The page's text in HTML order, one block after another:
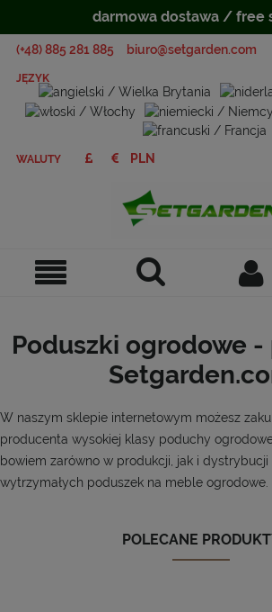
(+48) 885 281 885 biuro@setgarden.com
JĘZYK
WALUTY
Poduszki ogrodowe
W naszym sklepie internetowym możesz
producenta wysokiej klasy poduchy
bowiem zarówno w produkcji, jak i
wytrzymałych poduszek na meble ogrodowe.
POLECANE
darmowa dostawa / free